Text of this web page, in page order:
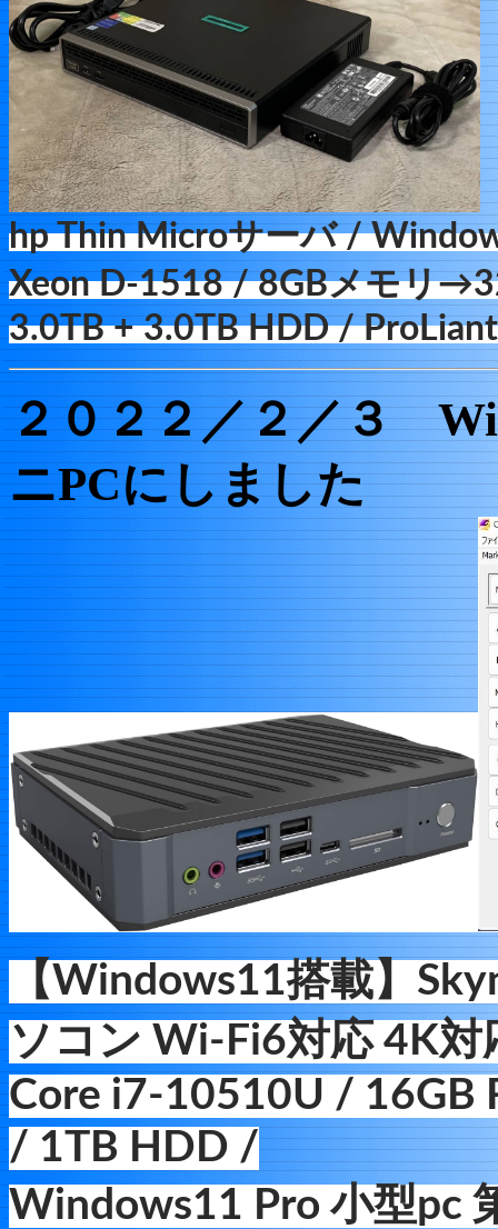
hp Thin Microサーバ /
Xeon D-1518 / 8GBメモリ
3.0TB + 3.0TB HDD /
２０２２／２／３
ニPCにしました
【Windows11搭載】
ソコン Wi-Fi6対応 4K対
Core i7-10510U / 16GB
/ 1TB HDD /
Windows11 Pro 小型pc